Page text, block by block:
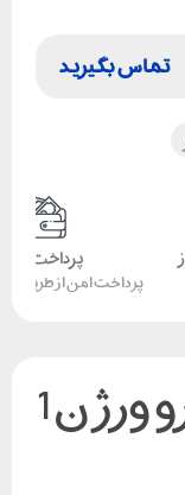
تماس بگیرید
پرداخت امن
پرداخت امن از طریق
مقایسه فانتوم4پرو ورژن1